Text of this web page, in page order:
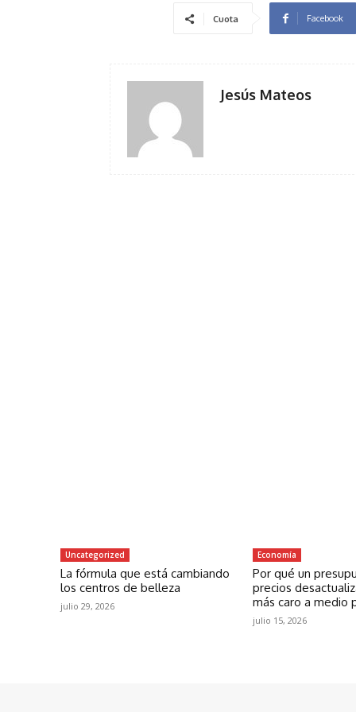
Cuota Facebook
Jesús Mateos
Uncategorized
La fórmula que está cambiando
los centros de belleza
julio 29, 2026
Economía
Por qué un
precios
más caro a medio
julio 15, 2026